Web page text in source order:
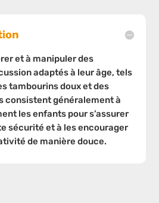
et à manipuler des
adaptés à leur âge, tels
tambourins doux et des
consistent généralement à
les enfants pour s’assurer
sécurité et à les encourager
de manière douce.